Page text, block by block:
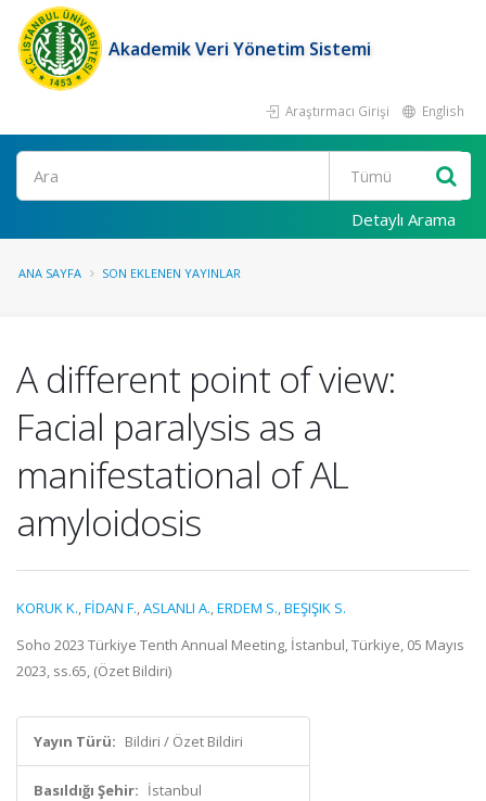
Akademik Veri Yönetim Sistemi
Araştırmacı Girişi English
Ara
Detaylı Arama
ANA SAYFA SON EKLENEN YAYINLAR
A different point of view:
Facial paralysis as a
manifestational of AL
amyloidosis
KORUK K.,FİDAN F.,ASLANLI A.,ERDEM S.,BEŞIŞIK S.
Soho 2023 Türkiye Tenth Annual Meeting, İstanbul, Türkiye, 05 Mayıs
2023, ss.65, (Özet Bildiri)
Yayın Türü: Bildiri / Özet Bildiri
Basıldığı Şehir: İstanbul